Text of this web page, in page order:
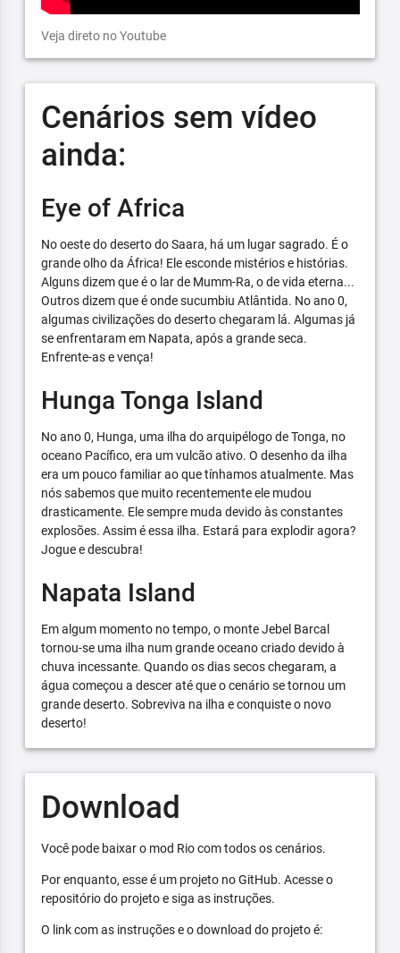
Veja direto no Youtube
Cenários sem vídeo
ainda:
Eye of Africa
No oeste do deserto do Saara, há um lugar sagrado. É o
grande olho da África! Ele esconde mistérios e histórias.
Alguns dizem que é o lar de Mumm-Ra, o de vida eterna...
Outros dizem que é onde sucumbiu Atlântida. No ano 0,
algumas civilizações do deserto chegaram lá. Algumas já
se enfrentaram em Napata, após a grande seca.
Enfrente-as e vença!
Hunga Tonga Island
No ano 0, Hunga, uma ilha do arquipélogo de Tonga, no
oceano Pacífico, era um vulcão ativo. O desenho da ilha
era um pouco familiar ao que tínhamos atualmente. Mas
nós sabemos que muito recentemente ele mudou
drasticamente. Ele sempre muda devido às constantes
explosões. Assim é essa ilha. Estará para explodir agora?
Jogue e descubra!
Napata Island
Em algum momento no tempo, o monte Jebel Barcal
tornou-se uma ilha num grande oceano criado devido à
chuva incessante. Quando os dias secos chegaram, a
água começou a descer até que o cenário se tornou um
grande deserto. Sobreviva na ilha e conquiste o novo
deserto!
Download
Você pode baixar o mod Rio com todos os cenários.
Por enquanto, esse é um projeto no GitHub. Acesse o
repositório do projeto e siga as instruções.
O link com as instruções e o download do projeto é: